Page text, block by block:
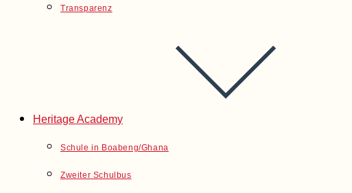
Transparenz
Heritage Academy
Schule in Boabeng/Ghana
Zweiter Schulbus